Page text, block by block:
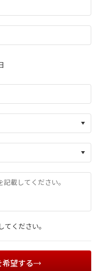
ください。
望する